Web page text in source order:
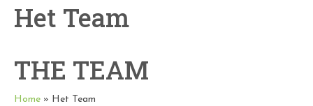
Het Team
THE TEAM
Home » Het Team